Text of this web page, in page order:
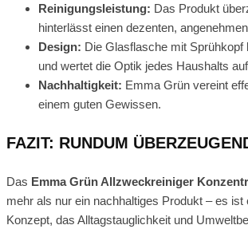
Reinigungsleistung: Das Produkt
hinterlässt einen dezenten,
Design: Die Glasflasche mit Sprühkopf
und wertet die Optik jedes Haushalts
Nachhaltigkeit: Emma Grün vereint
einem guten Gewissen.
FAZIT: RUNDUM
Das Emma Grün Allzweckreiniger
mehr als nur ein nachhaltiges Produkt – es ist
Konzept, das Alltagstauglichkeit und